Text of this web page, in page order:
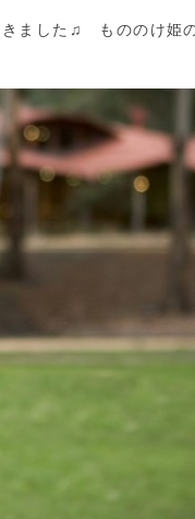
きました♫ もののけ姫